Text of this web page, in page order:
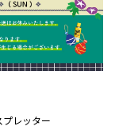
レッター